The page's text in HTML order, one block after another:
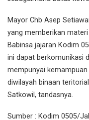
Mayor Chb Asep
yang memberikan
Babinsa jajaran Kodim
ini dapat berkomunikasi
mempunyai
diwilayah binaan
Satkowil, tandasnya.
Sumber : Kodim 0505/